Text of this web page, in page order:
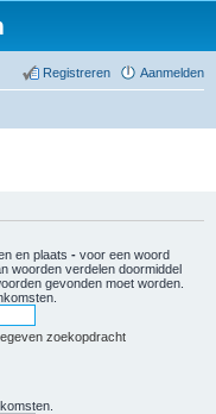
Aanmelden
Registreren
en plaats - voor een woord
woorden verdelen doormiddel
gevonden moet worden.
zoekopdracht